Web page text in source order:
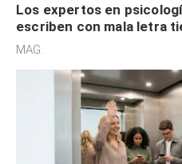
Los expertos en
escriben con mala letra
acelerado y no lo hacen
MAG.